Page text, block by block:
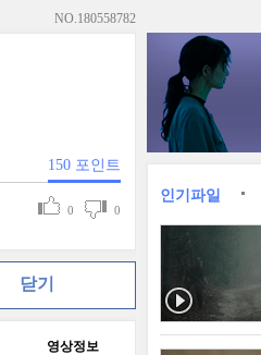
NO.180558782
150 포인트
0 0
닫기
영상정보
인기파일